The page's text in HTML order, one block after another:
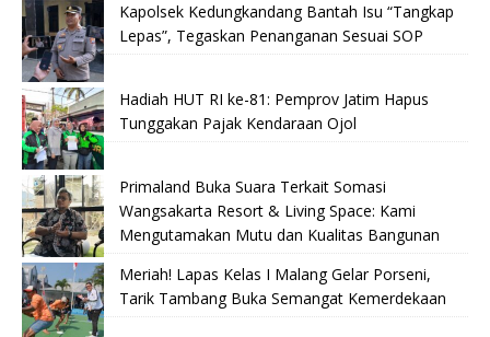
Kapolsek Kedungkandang Bantah Isu “Tangkap
Lepas”, Tegaskan Penanganan Sesuai SOP
Hadiah HUT RI ke-81: Pemprov Jatim Hapus
Tunggakan Pajak Kendaraan Ojol
Primaland Buka Suara Terkait Somasi
Wangsakarta Resort & Living Space: Kami
Mengutamakan Mutu dan Kualitas Bangunan
Meriah! Lapas Kelas I Malang Gelar Porseni,
Tarik Tambang Buka Semangat Kemerdekaan